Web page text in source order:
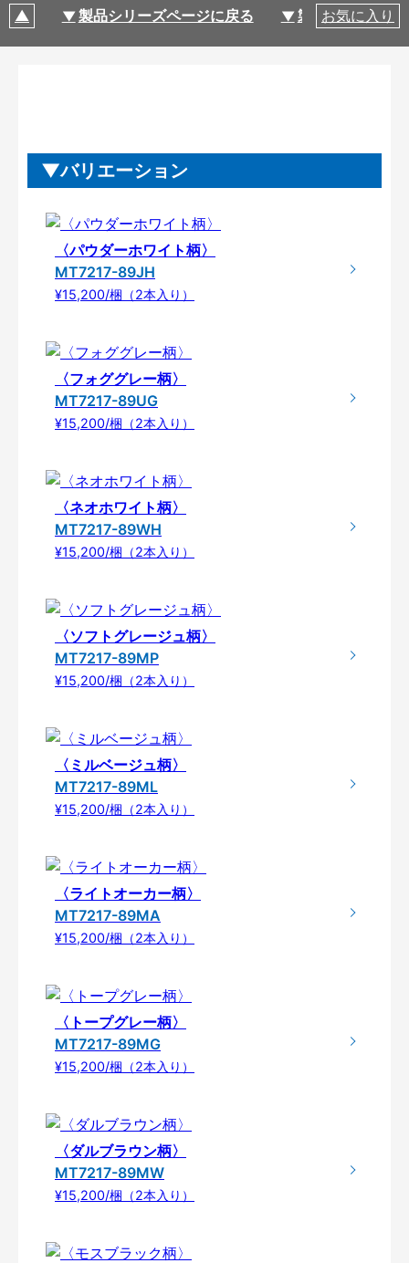
製品シリーズページに戻る 製品仕様
お気に入り
バリエーション
〈パウダーホワイト柄〉
MT7217-89JH
¥15,200/梱（2本入り）
〈フォググレー柄〉
MT7217-89UG
¥15,200/梱（2本入り）
〈ネオホワイト柄〉
MT7217-89WH
¥15,200/梱（2本入り）
〈ソフトグレージュ柄〉
MT7217-89MP
¥15,200/梱（2本入り）
〈ミルベージュ柄〉
MT7217-89ML
¥15,200/梱（2本入り）
〈ライトオーカー柄〉
MT7217-89MA
¥15,200/梱（2本入り）
〈トープグレー柄〉
MT7217-89MG
¥15,200/梱（2本入り）
〈ダルブラウン柄〉
MT7217-89MW
¥15,200/梱（2本入り）